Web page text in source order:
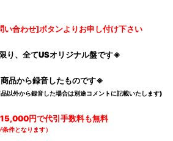
合わせ]ボタンよりお申し付け下さい
り、全てUSオリジナル盤です※
品から録音したものです※
以外から録音した場合は別途コメントに記載いたします)
円で代引手数料も無料
条件となります）